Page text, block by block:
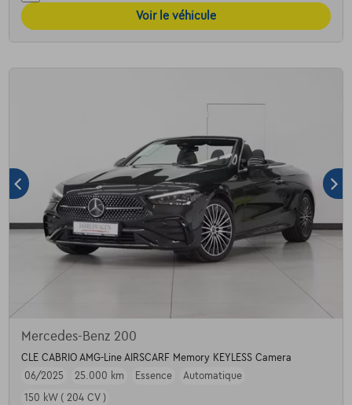
Voir le véhicule
Mercedes-Benz 200
CLE CABRIO AMG-Line AIRSCARF Memory KEYLESS Camera
06/2025
25.000 km Essence
Automatique
150 kW ( 204 CV )